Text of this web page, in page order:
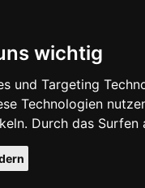
wichtig
und Targeting
Technologien
Durch das